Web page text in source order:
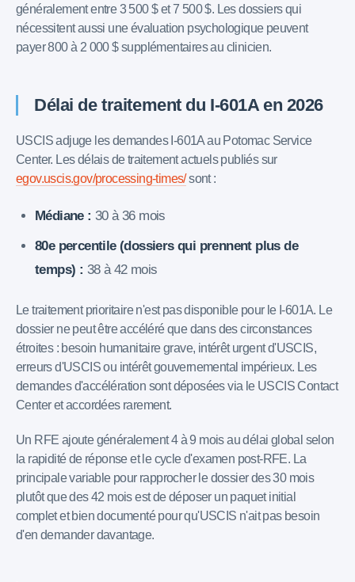
généralement entre 3 500 $ et 7 500 $. Les dossiers qui
nécessitent aussi une évaluation psychologique peuvent
payer 800 à 2 000 $ supplémentaires au clinicien.
Délai de traitement du I-601A en 2026
USCIS adjuge les demandes I-601A au Potomac Service
Center. Les délais de traitement actuels publiés sur
egov.uscis.gov/processing-times/sont :
Médiane : 30 à 36 mois
80e percentile (dossiers qui prennent plus de
temps) : 38 à 42 mois
Le traitement prioritaire n'est pas disponible pour le I-601A. Le
dossier ne peut être accéléré que dans des circonstances
étroites : besoin humanitaire grave, intérêt urgent d'USCIS,
erreurs d'USCIS ou intérêt gouvernemental impérieux. Les
demandes d'accélération sont déposées via le USCIS Contact
Center et accordées rarement.
Un RFE ajoute généralement 4 à 9 mois au délai global selon
la rapidité de réponse et le cycle d'examen post-RFE. La
principale variable pour rapprocher le dossier des 30 mois
plutôt que des 42 mois est de déposer un paquet initial
complet et bien documenté pour qu'USCIS n'ait pas besoin
d'en demander davantage.